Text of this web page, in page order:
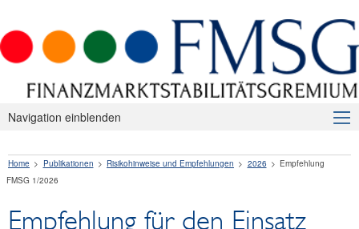
Navigation einblenden
Makroprudenzielle Aufsicht
Home Publikationen Risikohinweise und Empfehlungen 2026
Empfehlung
FMSG 1/2026
Empfehlung für den Einsatz